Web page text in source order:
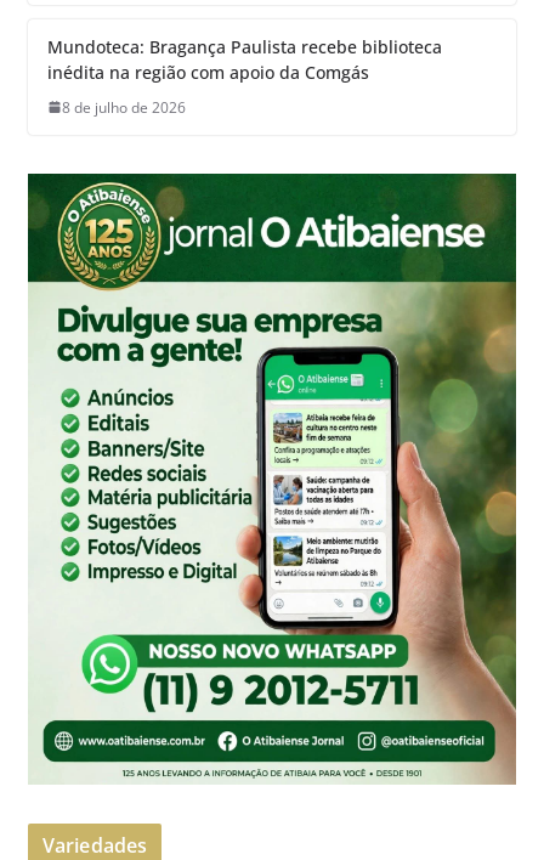
Mundoteca: Bragança Paulista recebe biblioteca
inédita na região com apoio da Comgás
8 de julho de 2026
Variedades